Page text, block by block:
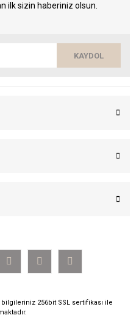
ilk sizin haberiniz olsun.
KAYDOL
bilgileriniz 256bit SSL sertifikası ile